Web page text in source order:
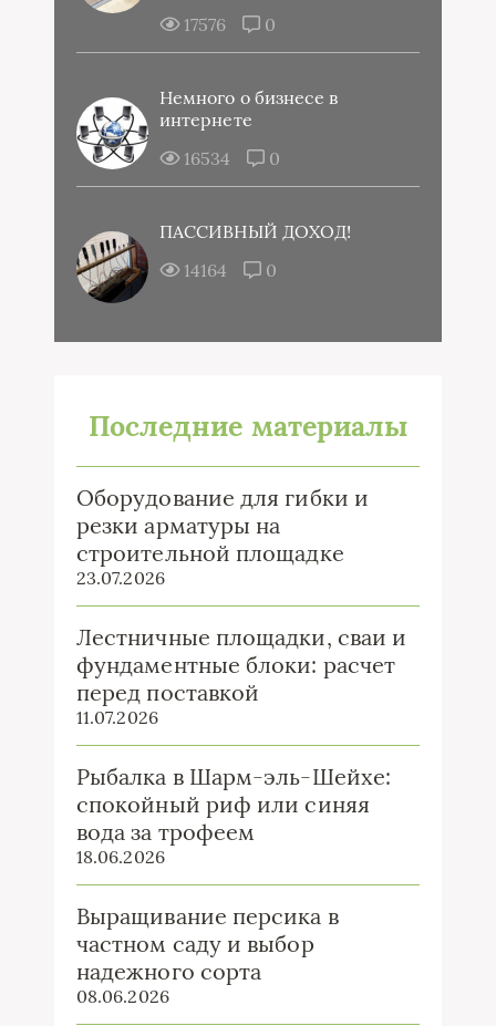
17576 0
Немного о бизнесе в
интернете
16534
0
ПАССИВНЫЙ ДОХОД!
14164
0
Последние материалы
Оборудование для гибки и
резки арматуры на
строительной площадке
23.07.2026
Лестничные площадки, сваи и
фундаментные блоки: расчет
перед поставкой
11.07.2026
Рыбалка в Шарм-эль-Шейхе:
спокойный риф или синяя
вода за трофеем
18.06.2026
Выращивание персика в
частном саду и выбор
надежного сорта
08.06.2026